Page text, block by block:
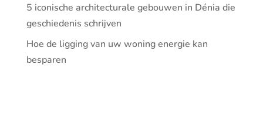
5 iconische architecturale gebouwen in Dénia die
geschiedenis schrijven
Hoe de ligging van uw woning energie kan
besparen